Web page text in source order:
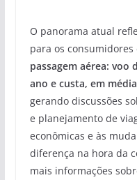
O panorama atual
para os consumidores
passagem aérea: voo
ano e custa, em
gerando discussões
e planejamento de
econômicas e às
diferença na hora da
mais informações